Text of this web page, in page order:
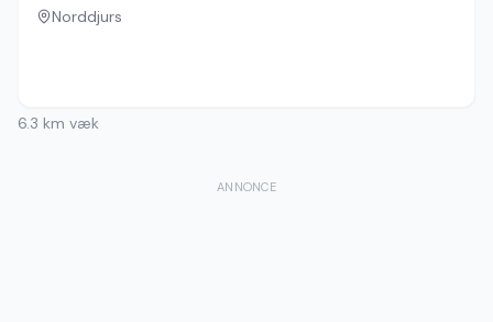
Norddjurs
6.3 km væk
ANNONCE